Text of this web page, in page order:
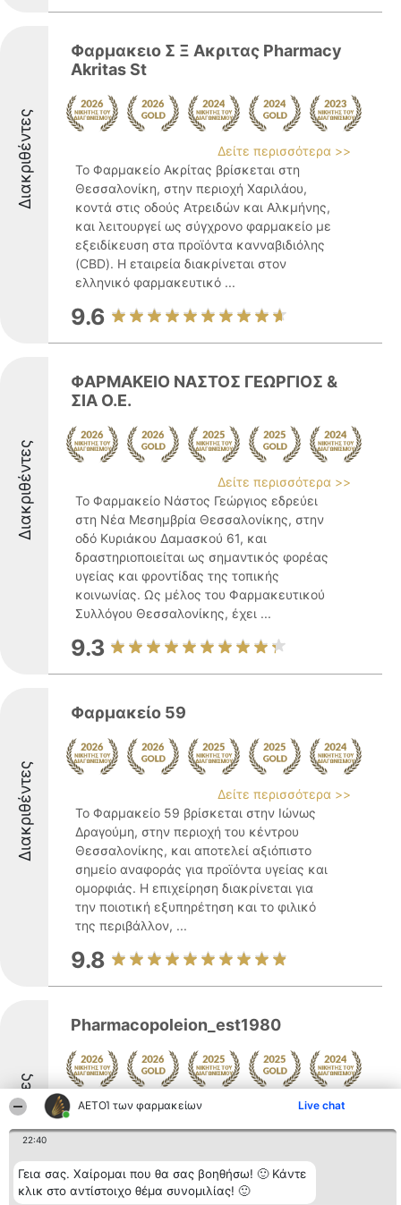
ΑΕΤΟΊ των φαρμακείων Live chat
22:40
Γεια σας. Χαίρομαι που θα σας βοηθήσω! 🙂 Κάντε
κλικ στο αντίστοιχο θέμα συνομιλίας! 🙂
Διακριθέντες
Φαρμακειο Σ Ξ Ακριτας Pharmacy
Akritas St
Δείτε περισσότερα >>
Το Φαρμακείο Ακρίτας βρίσκεται στη
Θεσσαλονίκη, στην περιοχή Χαριλάου,
κοντά στις οδούς Ατρειδών και Αλκμήνης,
και λειτουργεί ως σύγχρονο φαρμακείο με
εξειδίκευση στα προϊόντα κανναβιδιόλης
(CBD). Η εταιρεία διακρίνεται στον
ελληνικό φαρμακευτικό ...
9.6
Διακριθέντες
ΦΑΡΜΑΚΕΙΟ ΝΑΣΤΟΣ ΓΕΩΡΓΙΟΣ &
ΣΙΑ Ο.Ε.
Δείτε περισσότερα >>
Το Φαρμακείο Νάστος Γεώργιος εδρεύει
στη Νέα Μεσημβρία Θεσσαλονίκης, στην
οδό Κυριάκου Δαμασκού 61, και
δραστηριοποιείται ως σημαντικός φορέας
υγείας και φροντίδας της τοπικής
κοινωνίας. Ως μέλος του Φαρμακευτικού
Συλλόγου Θεσσαλονίκης, έχει ...
9.3
Διακριθέντες
Φαρμακείο 59
Δείτε περισσότερα >>
Το Φαρμακείο 59 βρίσκεται στην Ιώνως
Δραγούμη, στην περιοχή του κέντρου
Θεσσαλονίκης, και αποτελεί αξιόπιστο
σημείο αναφοράς για προϊόντα υγείας και
ομορφιάς. Η επιχείρηση διακρίνεται για
την ποιοτική εξυπηρέτηση και το φιλικό
της περιβάλλον, ...
9.8
Διακριθέντες
Pharmacopoleion_est1980
Δείτε περισσότερα >>
σημείο αναφοράς στον χώρο της υγείας
στη Θεσσαλονίκη. Βρίσκεται στην οδό
Κασσάνδρου 89 και εξυπηρετεί τις